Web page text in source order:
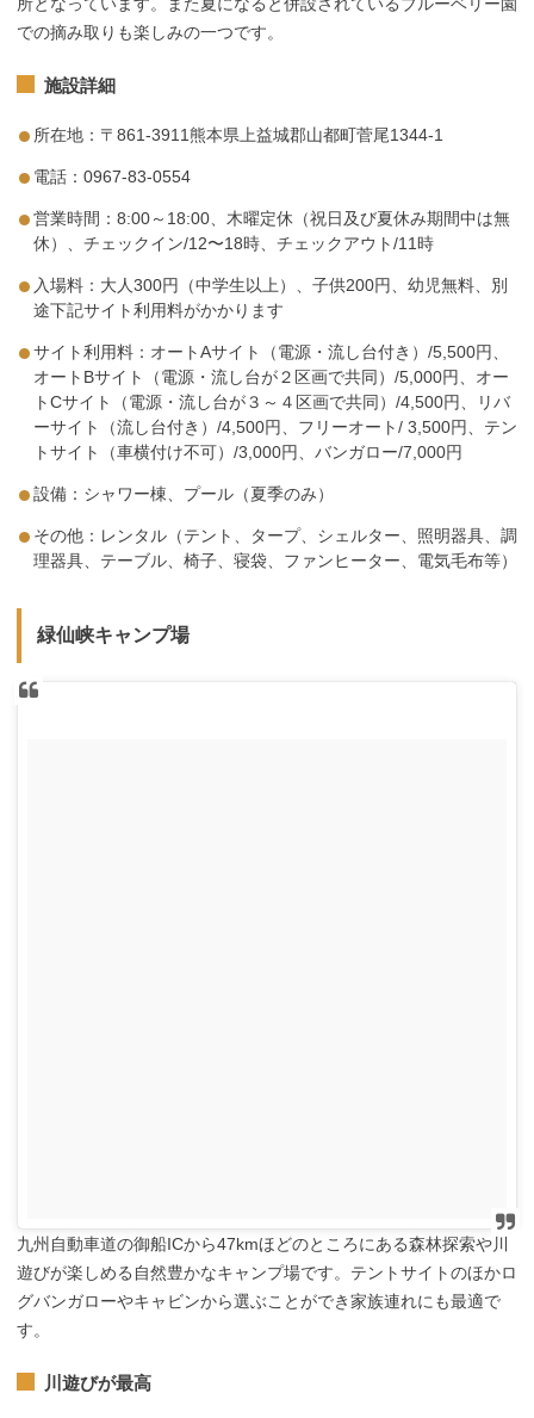
での摘み取りも楽しみの一つです。
施設詳細
所在地：〒861-3911熊本県上益城郡山都町菅尾1344-1
電話：0967-83-0554
営業時間：8:00～18:00、木曜定休（祝日及び夏休み期間中は無
休）、チェックイン/12〜18時、チェックアウト/11時
入場料：大人300円（中学生以上）、子供200円、幼児無料、別
途下記サイト利用料がかかります
サイト利用料：オートAサイト（電源・流し台付き）/5,500円、
オートBサイト（電源・流し台が２区画で共同）/5,000円、オー
トCサイト（電源・流し台が３～４区画で共同）/4,500円、リバ
ーサイト（流し台付き）/4,500円、フリーオート/ 3,500円、テン
トサイト（車横付け不可）/3,000円、バンガロー/7,000円
設備：シャワー棟、プール（夏季のみ）
その他：レンタル（テント、タープ、シェルター、照明器具、調
理器具、テーブル、椅子、寝袋、ファンヒーター、電気毛布等）
緑仙峡キャンプ場
九州自動車道の御船ICから47kmほどのところにある森林探索や川
遊びが楽しめる自然豊かなキャンプ場です。テントサイトのほかロ
グバンガローやキャビンから選ぶことができ家族連れにも最適で
す。
川遊びが最高